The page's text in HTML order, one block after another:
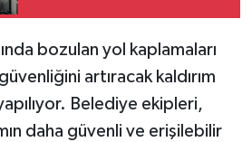
bozulan yol kaplamaları
artıracak kaldırım
Belediye ekipleri,
daha güvenli ve erişilebilir